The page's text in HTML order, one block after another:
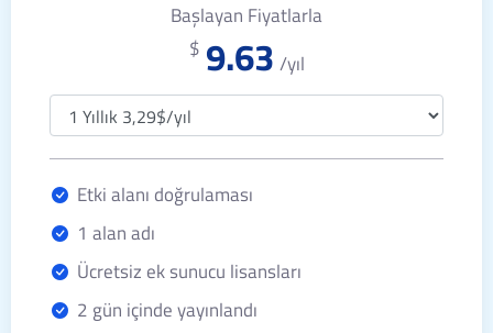
Başlayan Fiyatlarla
$ 9.63 /yıl
Etki alanı doğrulaması
1 alan adı
Ücretsiz ek sunucu lisansları
2 gün içinde yayınlandı